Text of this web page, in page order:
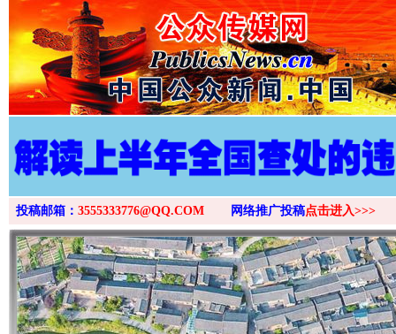
投稿邮箱： 3555333776@QQ.COM 网络推广投稿点击进入>>>